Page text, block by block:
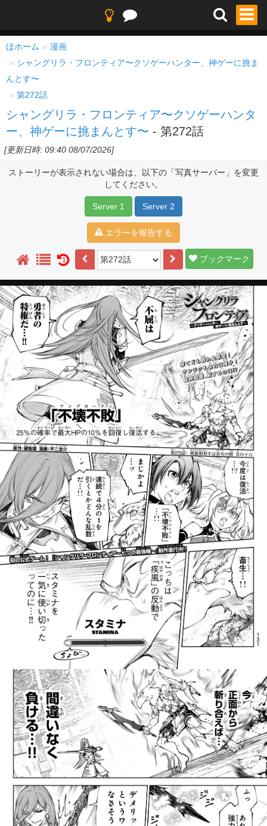
ほホーム
漫画
シャングリラ・フロンティア〜クソゲーハンター、神ゲーに挑ま
んとす〜
第272話
シャングリラ・フロンティア〜クソゲーハンタ
ー、神ゲーに挑まんとす〜 - 第272話
[更新日時: 09:40 08/07/2026]
ストーリーが表示されない場合は、以下の「写真サーバー」を変更
してください。
Server 1 Server 2
エラーを報告する
1 ブックマーク